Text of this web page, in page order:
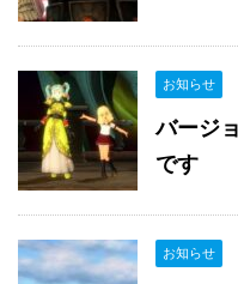
お知らせ
バージ
です
お知らせ